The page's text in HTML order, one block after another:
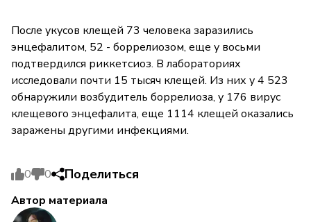
После укусов клещей 73 человека заразились
энцефалитом, 52 - боррелиозом, еще у восьми
подтвердился риккетсиоз. В лабораториях
исследовали почти 15 тысяч клещей. Из них у 4 523
обнаружили возбудитель боррелиоза, у 176 вирус
клещевого энцефалита, еще 1114 клещей оказались
заражены другими инфекциями.
0 0 Поделиться
Автор материала